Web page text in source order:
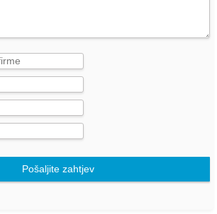
Pošaljite zahtjev